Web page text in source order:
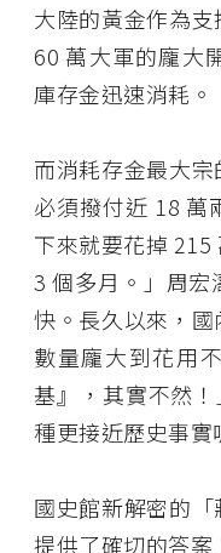
大陸的黃金作為
60 萬大軍的龐大
庫存金迅速消耗。
而消耗存金最大
必須撥付近 18 萬
下來就要花掉 215
3 個多月。」周宏
快。長久以來，
數量龐大到花用
基』，其實不然！
種更接近歷史事實
國史館新解密的「
提供了確切的答案